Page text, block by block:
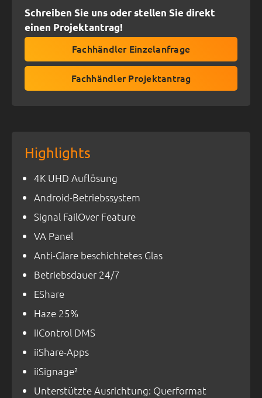
Schreiben Sie uns oder stellen Sie direkt
einen Projektantrag!
Fachhändler Einzelanfrage
Fachhändler Projektantrag
Highlights
4K UHD Auflösung
Android-Betriebssystem
Signal FailOver Feature
VA Panel
Anti-Glare beschichtetes Glas
Betriebsdauer 24/7
EShare
Haze 25%
iiControl DMS
iiShare-Apps
iiSignage²
Unterstützte Ausrichtung: Querformat